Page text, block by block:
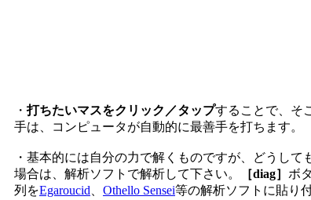
・打ちたいマスをクリック／タップすることで、そ
手は、コンピュータが自動的に最善手を打ちます。
・基本的には自分の力で解くものですが、どうし
場合は、解析ソフトで解析して下さい。
［diag］ ボ
列をEgaroucid Othello Sensei等の解析ソフトに貼り